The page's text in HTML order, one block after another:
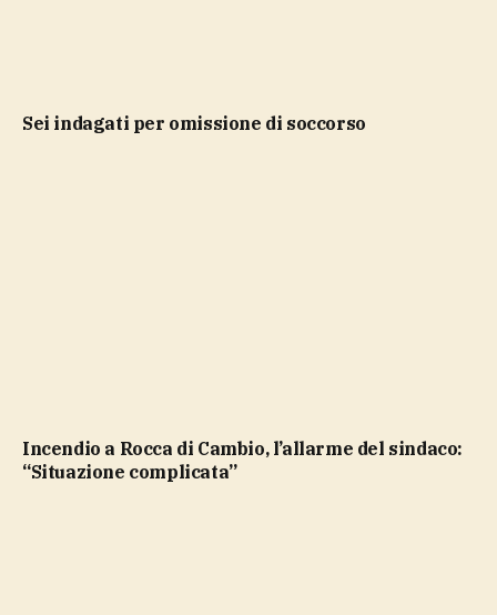
sei indagati per omissione di soccorso
Incendio a Rocca di Cambio, l’allarme del sindaco:
“Situazione complicata”